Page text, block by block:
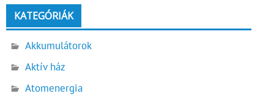
KATEGÓRIÁK
Akkumulátorok
Aktív ház
Atomenergia